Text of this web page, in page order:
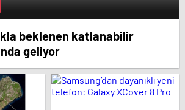
beklenen katlanabilir
geliyor